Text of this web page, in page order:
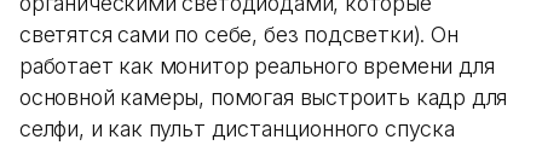
светятся сами по себе, без подсветки). Он
работает как монитор реального времени для
основной камеры, помогая выстроить кадр для
селфи, и как пульт дистанционного спуска